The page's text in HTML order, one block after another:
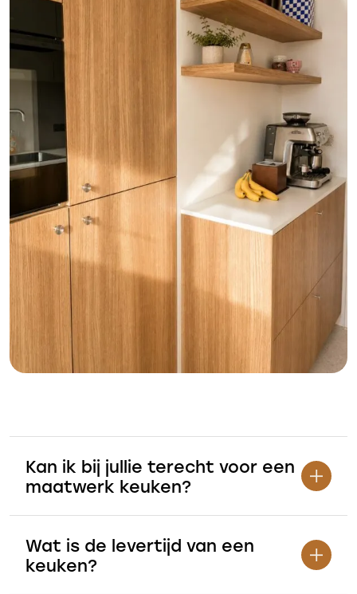
Kan ik bij jullie terecht voor een
maatwerk keuken?
Wat is de levertijd van een
keuken?